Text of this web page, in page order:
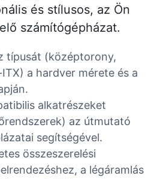
és stílusos, az Ön
számítógépházat.
típusát (középtorony,
a hardver mérete és a
alkatrészeket
az útmutató
segítségével.
összeszerelési
a légáramlás